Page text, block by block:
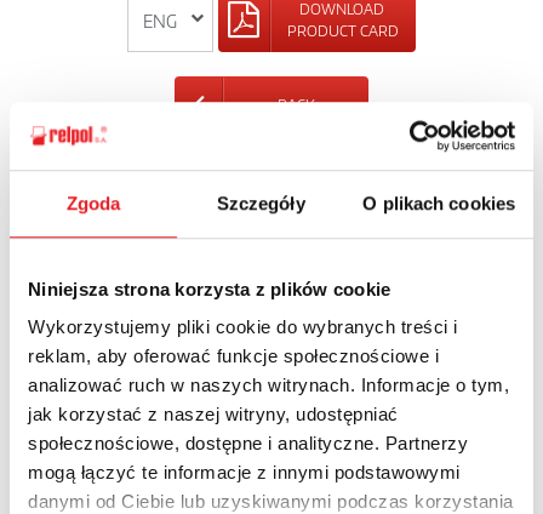
Zgoda Szczegóły O plikach cookies
Niniejsza strona korzysta z plików cookie
Wykorzystujemy pliki cookie do wybranych treści i
reklam, aby oferować funkcje społecznościowe i
analizować ruch w naszych witrynach. Informacje o tym,
jak korzystać z naszej witryny, udostępniać
społecznościowe, dostępne i analityczne. Partnerzy
mogą łączyć te informacje z innymi podstawowymi
danymi od Ciebie lub uzyskiwanymi podczas korzystania
DOWNLOAD
PRODUCT CARD
BACK
Name: *
Company: